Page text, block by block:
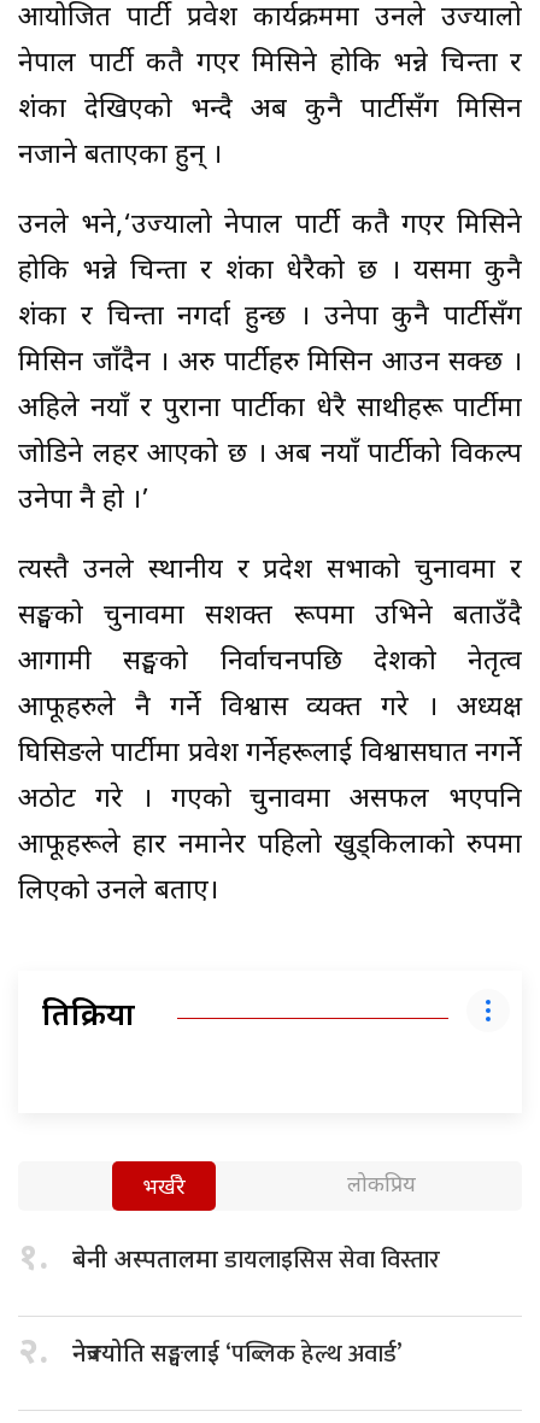
आयोजित पार्टी प्रवेश कार्यक्रममा उनले उज्यालो
नेपाल पार्टी कतै गएर मिसिने होकि भन्ने चिन्ता र
शंका देखिएको भन्दै अब कुनै पार्टीसँग मिसिन
नजाने बताएका हुन् ।
उनले भने,‘उज्यालो नेपाल पार्टी कतै गएर मिसिने
होकि भन्ने चिन्ता र शंका धेरैको छ । यसमा कुनै
शंका र चिन्ता नगर्दा हुन्छ । उनेपा कुनै पार्टीसँग
मिसिन जाँदैन । अरु पार्टीहरु मिसिन आउन सक्छ ।
अहिले नयाँ र पुराना पार्टीका धेरै साथीहरू पार्टीमा
जोडिने लहर आएको छ । अब नयाँ पार्टीको विकल्प
उनेपा नै हो ।’
त्यस्तै उनले स्थानीय र प्रदेश सभाको चुनावमा र
सङ्घको चुनावमा सशक्त रूपमा उभिने बताउँदै
आगामी सङ्घको निर्वाचनपछि देशको नेतृत्व
आफूहरुले नै गर्ने विश्वास व्यक्त गरे । अध्यक्ष
घिसिङले पार्टीमा प्रवेश गर्नेहरूलाई विश्वासघात नगर्ने
अठोट गरे । गएको चुनावमा असफल भएपनि
आफूहरूले हार नमानेर पहिलो खुड्किलाको रुपमा
लिएको उनले बताए।
प्रतिक्रिया
भर्खरै लोकप्रिय
१. बेनी अस्पतालमाडायलाइसिस सेवा विस्तार
२. नेत्रज्योति सङ्घलाई ‘पब्लिक हेल्थ अवार्ड’